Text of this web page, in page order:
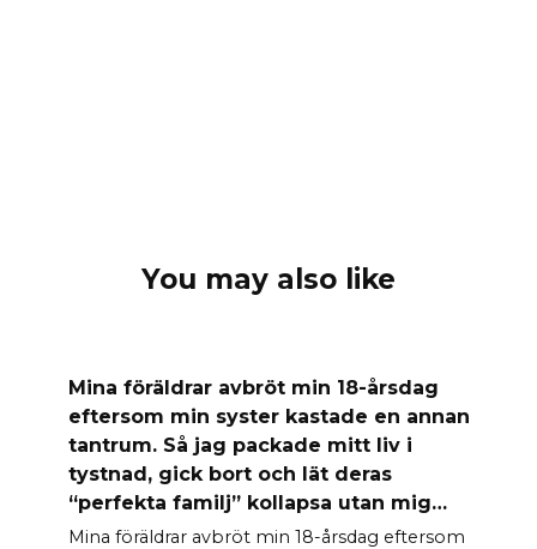
You may also like
Mina föräldrar avbröt min 18-årsdag
eftersom min syster kastade en annan
tantrum. Så jag packade mitt liv i
tystnad, gick bort och lät deras
“perfekta familj” kollapsa utan mig…
Mina föräldrar avbröt min 18-årsdag eftersom